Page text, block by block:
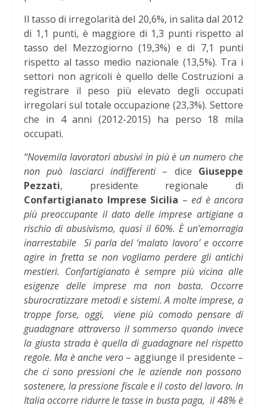
Il tasso di irregolarità del 20,6%, in salita dal 2012
di 1,1 punti, è maggiore di 1,3 punti rispetto al
tasso del Mezzogiorno (19,3%) e di 7,1 punti
rispetto al tasso medio nazionale (13,5%). Tra i
settori non agricoliè quello delle Costruzioni a
registrare il peso più elevato degli occupati
irregolari sul totale occupazione (23,3%). Settore
che in 4 anni (2012-2015) ha perso 18 mila
occupati.
“Novemila lavoratori abusivi in più è un numero che
non può lasciarci indifferenti– dice Giuseppe
Pezzati, presidente regionale di
Confartigianato Imprese Sicilia – ed è ancora
più preoccupante il dato delle imprese artigiane a
rischio di abusivismo, quasi il 60%. È un’emorragia
inarrestabile Si parla del ‘malato lavoro’ e occorre
agire in fretta se non vogliamo perdere gli antichi
mestieri. Confartigianato è sempre più vicina alle
esigenze delle imprese ma non basta. Occorre
sburocratizzare metodi e sistemi. A molte imprese, a
troppe forse, oggi,
viene più comodo pensare di
guadagnare attraverso il sommerso quando invece
la giusta strada è quella di guadagnare nel rispetto
regole. Ma è anche vero– aggiunge il presidente –
che ci sono pressioni che le aziende non possono
sostenere, la pressione fiscale e il costo del lavoro. In
Italia occorre ridurre le tasse in busta paga, il 48% è